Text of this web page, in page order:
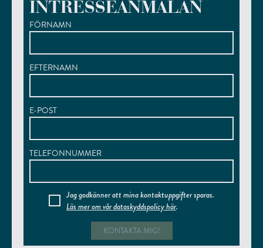
Övrigt:
Nätbolag:
Elleverantör:
Utöver detta tillkommer en kostnad för
fastighetsavgift/skatt :
INTRESSEANMÄLAN
FÖRNAMN
EFTERNAMN
E-POST
TELEFONNUMMER
Jag godkänner att mina kontaktuppgifter sparas.
Läs mer om vår dataskyddspolicy här.